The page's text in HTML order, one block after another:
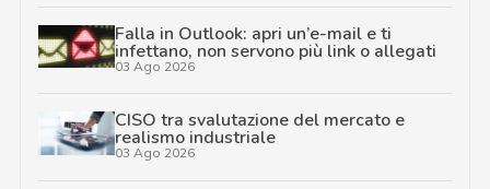
Falla in Outlook: apri un’e-mail e ti
infettano, non servono più link o allegati
03 Ago 2026
CISO tra svalutazione del mercato e
realismo industriale
03 Ago 2026